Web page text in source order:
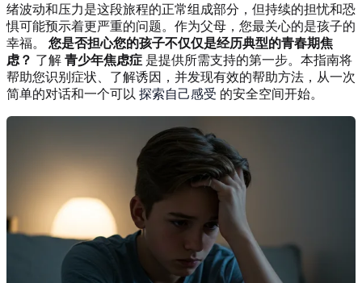
绪波动和压力是这段旅程的正常组成部分，但持续的担忧和恐
惧可能预示着更严重的问题。作为父母，您最关心的是孩子的
幸福。 您是否担心您的孩子不仅仅是经历典型的青春期焦
虑？ 了解 青少年焦虑症 是提供所需支持的第一步。本指南将
帮助您识别症状、了解诱因，并发现有效的帮助方法，从一次
简单的对话和一个可以 探索自己感受 的安全空间开始。